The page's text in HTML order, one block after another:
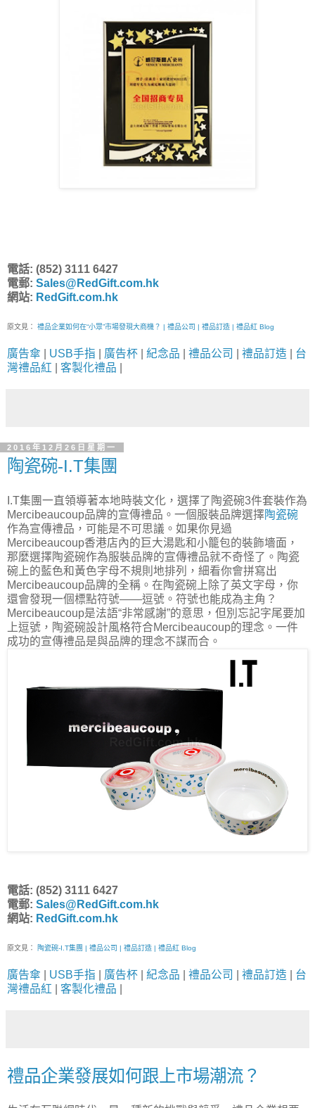
電話: (852) 3111 6427
電郵: Sales@RedGift.com.hk
網站: RedGift.com.hk
原文見： 禮品企業如何在“小眾”市場發現大商機？ | 禮品公司 | 禮品訂造 | 禮品紅 Blog
廣告傘 USB手指 廣告杯 紀念品 禮品公司 禮品訂造
台
灣禮品紅
客製化禮品
2016年12月26日星期一
陶瓷碗-I.T集團
I.T集團一直領導著本地時裝文化，選擇了陶瓷碗3件套裝作為
Mercibeaucoup品牌的宣傳禮品。一個服裝品牌選擇陶瓷碗
作為宣傳禮品，可能是不可思議。如果你見過
Mercibeaucoup香港店內的巨大湯匙和小籠包的裝飾墻面，
那麼選擇陶瓷碗作為服裝品牌的宣傳禮品就不奇怪了。陶瓷
碗上的藍色和黃色字母不規則地排列，細看你會拼寫出
Mercibeaucoup品牌的全稱。在陶瓷碗上除了英文字母，你
還會發現一個標點符號——逗號。符號也能成為主角？
Mercibeaucoup是法語“非常感謝”的意思，但別忘記字尾要加
上逗號，陶瓷碗設計風格符合Mercibeaucoup的理念。一件
成功的宣傳禮品是與品牌的理念不謀而合。
電話: (852) 3111 6427
電郵: Sales@RedGift.com.hk
網站: RedGift.com.hk
原文見： 陶瓷碗-I.T集團 | 禮品公司 | 禮品訂造 | 禮品紅 Blog
廣告傘 USB手指 廣告杯 紀念品 禮品公司 禮品訂造
台
灣禮品紅
客製化禮品
禮品企業發展如何跟上市場潮流？